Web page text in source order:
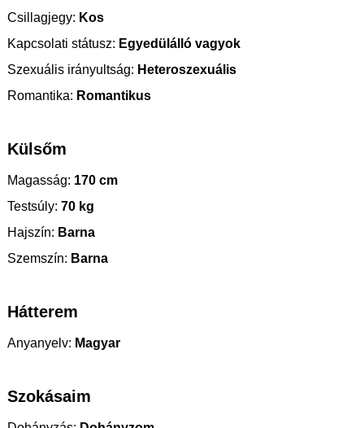
Csillagjegy: Kos
Kapcsolati státusz: Egyedülálló vagyok
Szexuális irányultság: Heteroszexuális
Romantika: Romantikus
Külsőm
Magasság: 170 cm
Testsúly: 70 kg
Hajszín: Barna
Szemszín: Barna
Hátterem
Anyanyelv: Magyar
Szokásaim